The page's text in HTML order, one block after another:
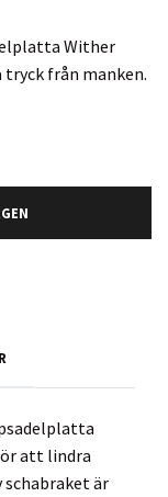
Wither
från manken.
att lindra
schabraket är